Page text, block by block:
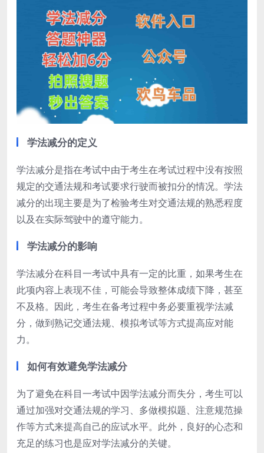
学法减分的定义
学法减分是指在考试中由于考生在考试过程中没有按照
规定的交通法规和考试要求行驶而被扣分的情况。学法
减分的出现主要是为了检验考生对交通法规的熟悉程度
以及在实际驾驶中的遵守能力。
学法减分的影响
学法减分在科目一考试中具有一定的比重，如果考生在
此项内容上表现不佳，可能会导致整体成绩下降，甚至
不及格。因此，考生在备考过程中务必要重视学法减
分，做到熟记交通法规、模拟考试等方式提高应对能
力。
如何有效避免学法减分
为了避免在科目一考试中因学法减分而失分，考生可以
通过加强对交通法规的学习、多做模拟题、注意规范操
作等方式来提高自己的应试水平。此外，良好的心态和
充足的练习也是应对学法减分的关键。